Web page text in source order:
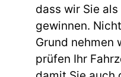
dass wir Sie
gewinnen.
Grund nehmen
prüfen Ihr